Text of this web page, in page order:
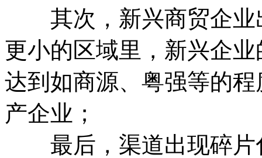
其次，新兴商贸企业
更小的区域里，新兴企
达到如商源、粤强等的
产企业；
最后，渠道出现碎片